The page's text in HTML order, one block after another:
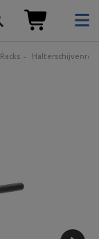
Racks